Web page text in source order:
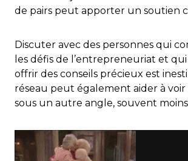
de pairs peut apporter un soutien
Discuter avec des personnes qui
les défis de l’entrepreneuriat et
offrir des conseils précieux est
réseau peut également aider à voir
sous un autre angle, souvent